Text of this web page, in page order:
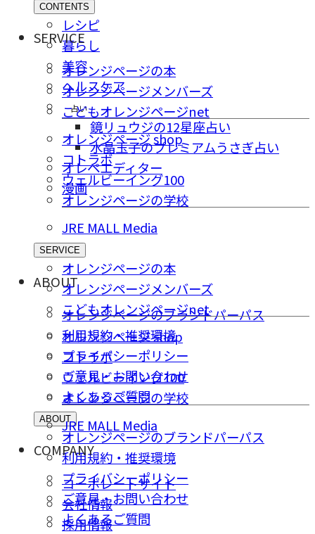
CONTENTS
レシピ
暮らし
美容
ヘルスケア
占い
鏡リュウジの12星座占い
水晶玉子のプレミアムうさぎ占い
オレペエディター
漫画
SERVICE
オレンジページの本
オレンジページメンバーズ
こどもオレンジページnet
オレンジページ shop
コトラボ
ウェルビーイング100
オレンジページの学校
JRE MALL Media
SERVICE
オレンジページの本
オレンジページメンバーズ
こどもオレンジページnet
オレンジページ shop
コトラボ
ウェルビーイング100
オレンジページの学校
JRE MALL Media
ABOUT
オレンジページのブランドパーパス
利用規約・推奨環境
プライバシーポリシー
ご意⾒・お問い合わせ
よくあるご質問
ABOUT
オレンジページのブランドパーパス
利用規約・推奨環境
プライバシーポリシー
ご意⾒・お問い合わせ
よくあるご質問
COMPANY
コーポレートサイト
会社情報
採⽤情報